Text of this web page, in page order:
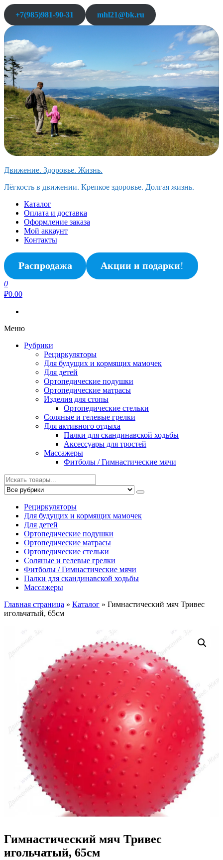
Перейти
к
содержимому
+7(985)981-90-31 mhl21@bk.ru
Движение. Здоровье. Жизнь.
Лёгкость в движении. Крепкое здоровье. Долгая жизнь.
Каталог
Оплата и доставка
Оформление заказа
Мой аккаунт
Контакты
Распродажа Акции и подарки!
0
₽0.00
Меню
Рубрики
Рециркуляторы
Для будущих и кормящих мамочек
Для детей
Ортопедические подушки
Ортопедические матрасы
Изделия для стопы
Ортопедические стельки
Соляные и гелевые грелки
Для активного отдыха
Палки для скандинавской ходьбы
Аксессуары для тростей
Массажеры
Фитболы / Гимнастические мячи
Рециркуляторы
Для будущих и кормящих мамочек
Для детей
Ортопедические подушки
Ортопедические матрасы
Ортопедические стельки
Соляные и гелевые грелки
Фитболы / Гимнастические мячи
Палки для скандинавской ходьбы
Массажеры
Главная страница » Каталог » Гимнастический мяч Тривес
игольчатый, 65см
Гимнастический мяч Тривес
игольчатый, 65см